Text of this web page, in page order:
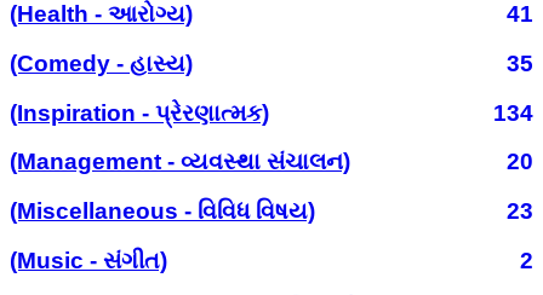
(Health - આરોગ્ય)
41
(Comedy - હાસ્ય)
35
(Inspiration - પ્રેરણાત્મક)
134
(Management - વ્યવસ્થા સંચાલન)
20
(Miscellaneous - વિવિધ વિષય)
23
(Music - સંગીત)
2